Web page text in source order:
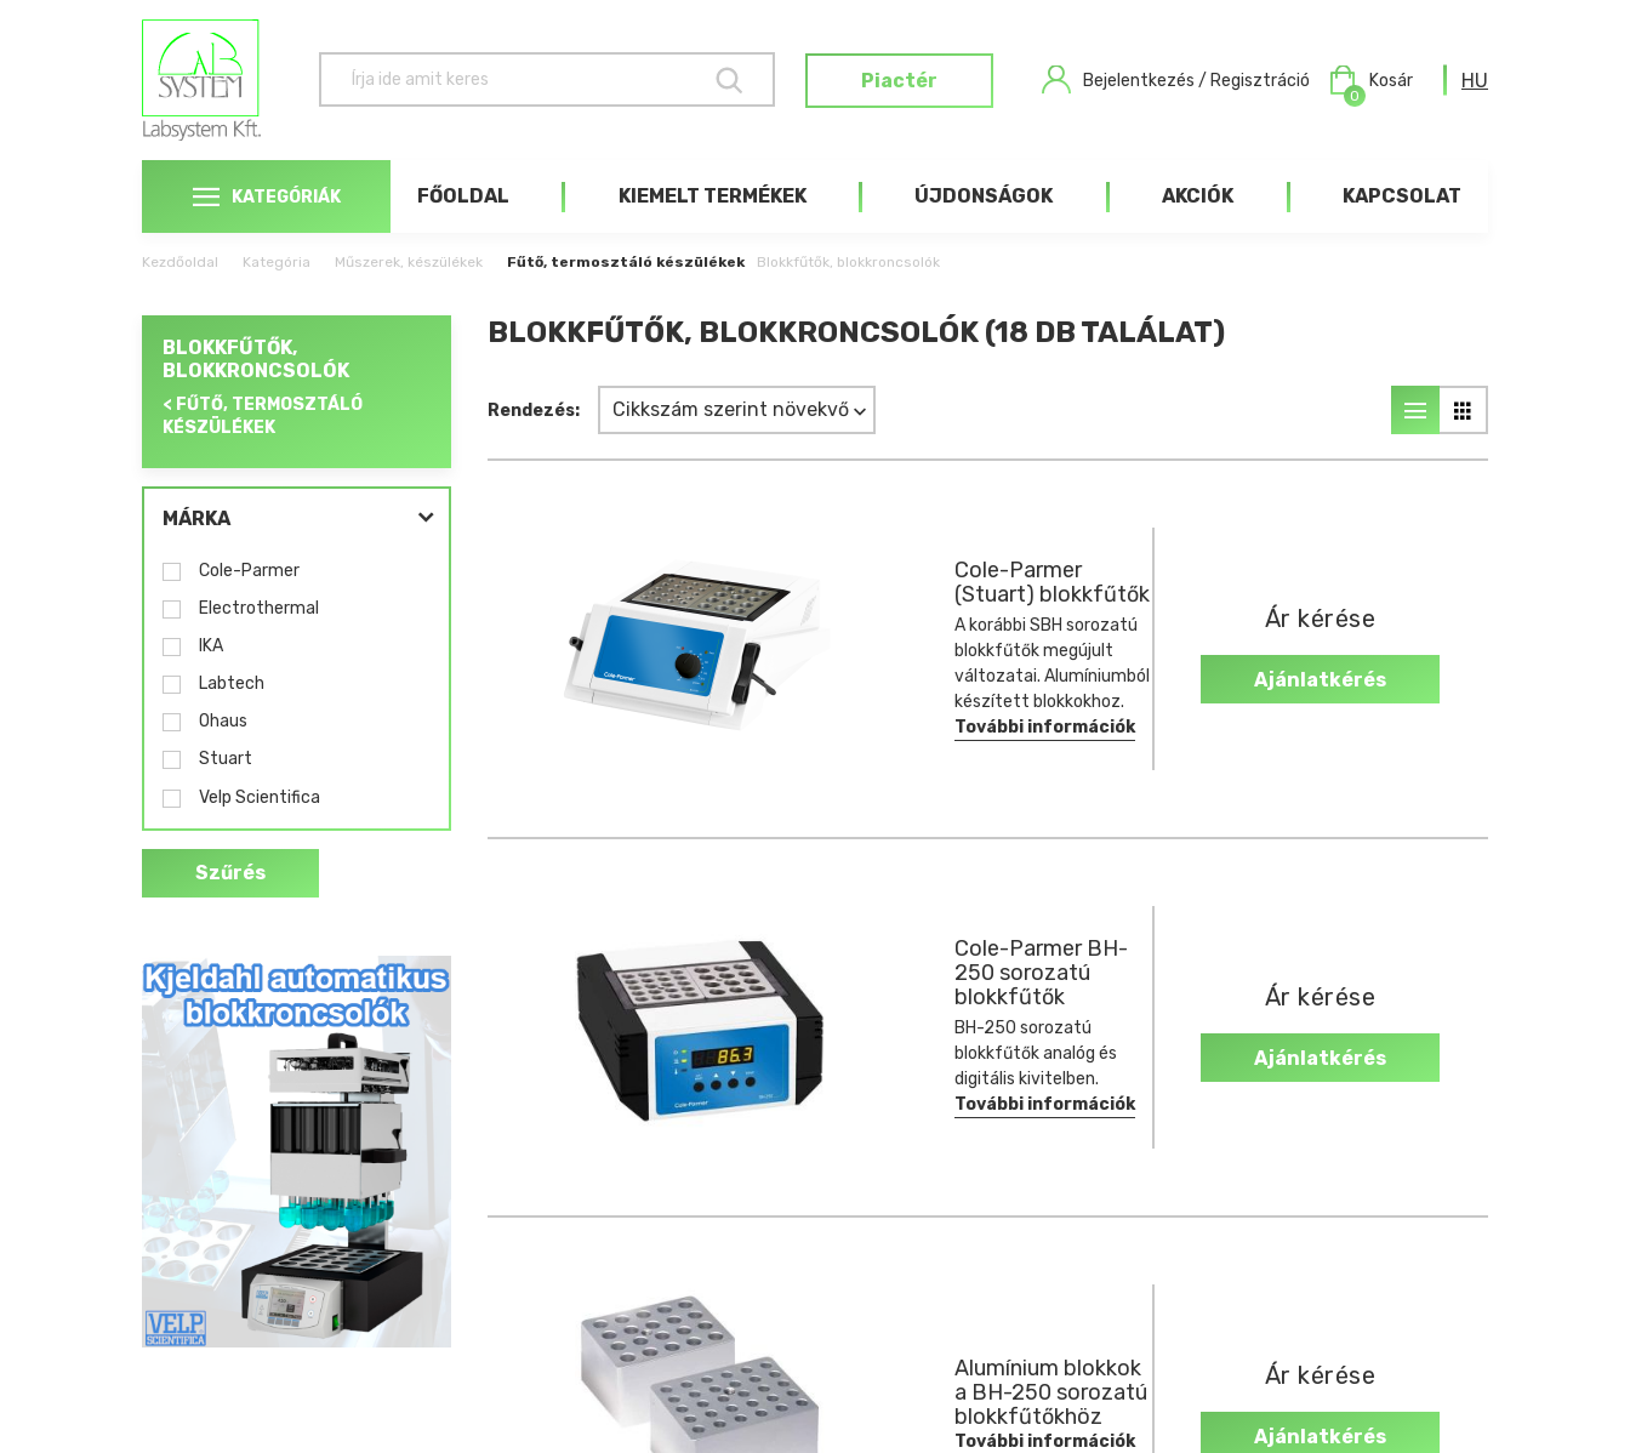
Piactér Bejelentkezés / Regisztráció
0
Kosár HU
KATEGÓRIÁK FŐOLDAL KIEMELT TERMÉKEK ÚJDONSÁGOK AKCIÓK KAPCSOLAT
Kezdőoldal Kategória Műszerek, készülékek Fűtő, termosztáló készülékek Blokkfűtők, blokkroncsolók
BLOKKFŰTŐK,
BLOKKRONCSOLÓK
< FŰTŐ, TERMOSZTÁLÓ
KÉSZÜLÉKEK
MÁRKA
Cole-Parmer
Electrothermal
IKA
Labtech
Ohaus
Stuart
Velp Scientifica
Szűrés
BLOKKFŰTŐK, BLOKKRONCSOLÓK (18 DB TALÁLAT)
Rendezés: Cikkszám szerint növekvő
Cole-Parmer
(Stuart) blokkfűtők
A korábbi SBH sorozatú
blokkfűtők megújult
változatai. Alumíniumból
készített blokkokhoz.
További információk
Ár kérése
Ajánlatkérés
Cole-Parmer BH-
250 sorozatú
blokkfűtők
BH-250 sorozatú
blokkfűtők analóg és
digitális kivitelben.
További információk
Ár kérése
Ajánlatkérés
Alumínium blokkok
a BH-250 sorozatú
blokkfűtőkhöz
További információk
Ár kérése
Ajánlatkérés